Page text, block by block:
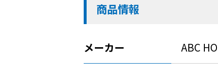
商品情報
メーカー ABC